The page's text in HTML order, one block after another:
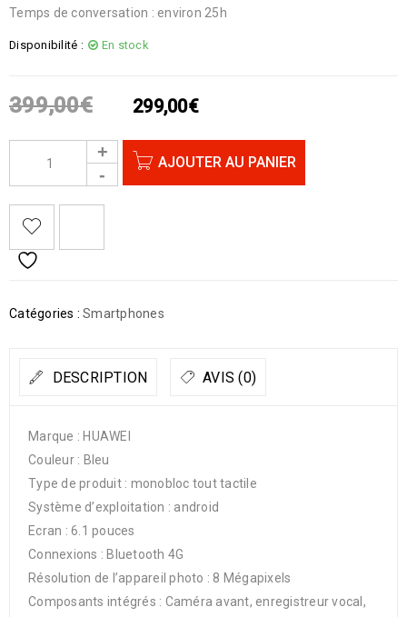
Temps de conversation : environ 25h
Disponibilité : En stock
399,00€ 299,00€
AJOUTER AU PANIER
Catégories : Smartphones
DESCRIPTION AVIS (0)
Marque : HUAWEI
Couleur : Bleu
Type de produit : monobloc tout tactile
Système d’exploitation : android
Ecran : 6.1 pouces
Connexions : Bluetooth 4G
Résolution de l’appareil photo : 8 Mégapixels
Composants intégrés : Caméra avant, enregistreur vocal,